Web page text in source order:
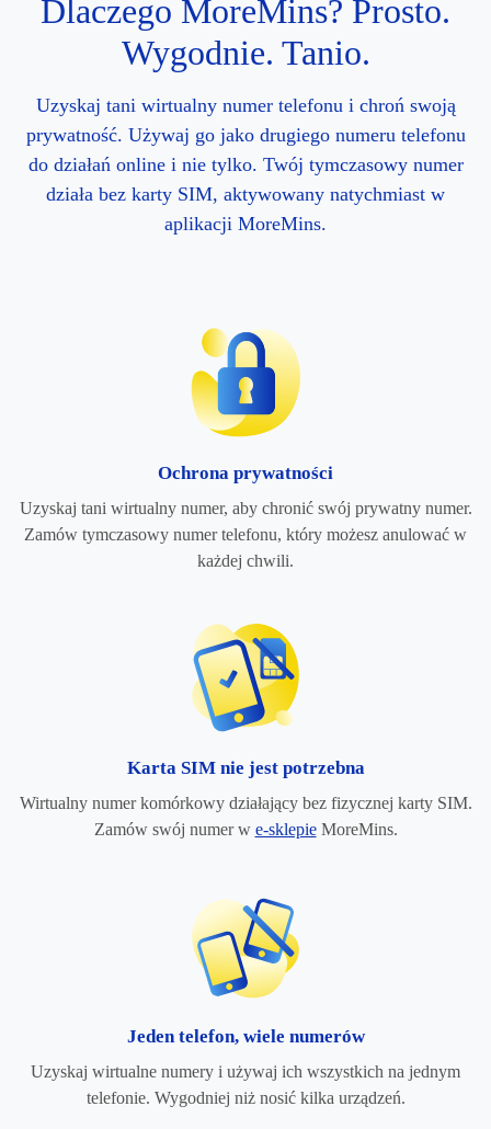
Dlaczego MoreMins? Prosto.
Wygodnie. Tanio.
Uzyskaj tani wirtualny numer telefonu i chroń swoją
prywatność. Używaj go jako drugiego numeru telefonu
do działań online i nie tylko. Twój tymczasowy numer
działa bez karty SIM, aktywowany natychmiast w
aplikacji MoreMins.
Ochrona prywatności
Uzyskaj tani wirtualny numer, aby chronić swój prywatny numer.
Zamów tymczasowy numer telefonu, który możesz anulować w
każdej chwili.
Karta SIM nie jest potrzebna
Wirtualny numer komórkowy działający bez fizycznej karty SIM.
Zamów swój numer w e-sklepieMoreMins.
Jeden telefon, wiele numerów
Uzyskaj wirtualne numery i używaj ich wszystkich na jednym
telefonie. Wygodniej niż nosić kilka urządzeń.